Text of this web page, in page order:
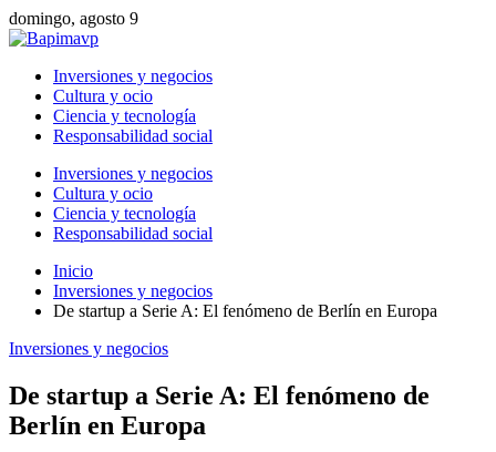
domingo, agosto 9
Inversiones y negocios
Cultura y ocio
Ciencia y tecnología
Responsabilidad social
Inversiones y negocios
Cultura y ocio
Ciencia y tecnología
Responsabilidad social
Inicio
Inversiones y negocios
De startup a Serie A: El fenómeno de Berlín en Europa
Inversiones y negocios
De startup a Serie A: El fenómeno de
Berlín en Europa